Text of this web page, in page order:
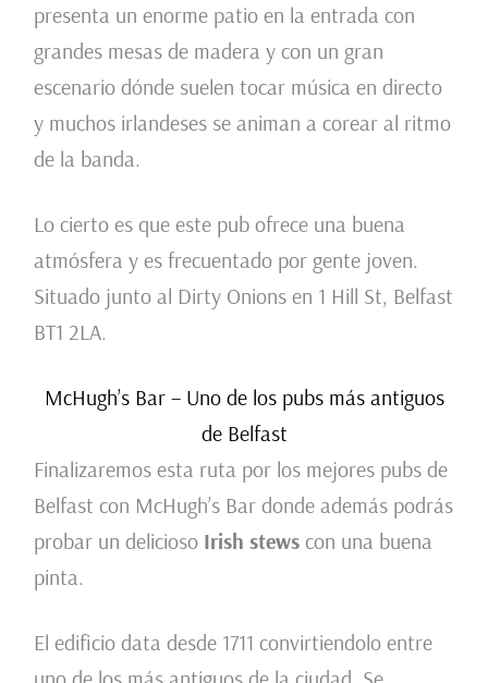
presenta un enorme patio en la entrada con
grandes mesas de madera y con un gran
escenario dónde suelen tocar música en directo
y muchos irlandeses se animan a corear al ritmo
de la banda.
Lo cierto es que este pub ofrece una buena
atmósfera y es frecuentado por gente joven.
Situado junto al Dirty Onions en 1 Hill St, Belfast
BT1 2LA.
McHugh’s Bar – Uno de los pubs más antiguos
de Belfast
Finalizaremos esta ruta por los mejores pubs de
Belfast con McHugh’s Bar donde además podrás
probar un delicioso Irish stews con una buena
pinta.
El edificio data desde 1711 convirtiendolo entre